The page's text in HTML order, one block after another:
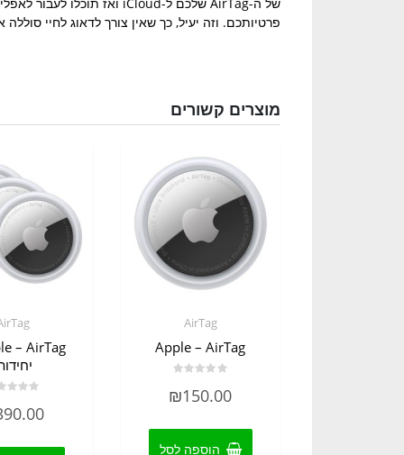
פרטיותכם. וזה יעיל, כך שאין צורך לדאוג לחיי סוללה
מוצרים קשורים
AirTag
Apple – AirTag
0
₪150.00
הוספה לסל
0